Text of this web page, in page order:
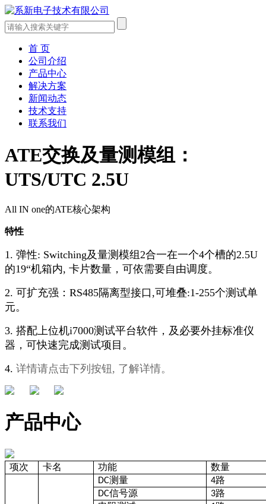
首 页
公司介绍
产品中心
解决方案
新闻动态
技术支持
联系我们
ATE交换及量测模组：
UTS/UTC 2.5U
All IN one的ATE核心架构
特性
1. 弹性: Switching及量测模组2合一在一个4个槽的2.5U
的19“机箱内, 卡片数量，可依需要自由调度。
2. 可扩充强：RS485隔离型接口,可堆叠:1-255个测试单
元。
3. 搭配上位机i7000测试平台软件，及必要外挂标准仪
器，可快速完成测试项目。
4. 详情请点击下列按钮, 了解详情。
产品中心
项次 卡名 功能 数量
DC测量 4路
DC信号源 3路